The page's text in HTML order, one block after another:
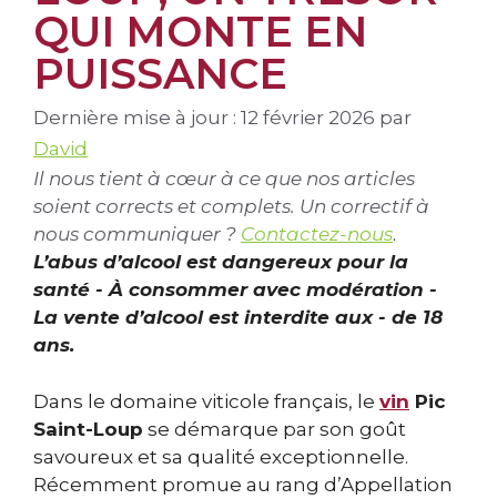
QUI MONTE EN
PUISSANCE
Dernière mise à jour : 12 février 2026 par
David
Il nous tient à cœur à ce que nos articles
soient corrects et complets. Un correctif à
nous communiquer ? Contactez-nous.
L’abus d’alcool est dangereux pour la
santé - À consommer avec modération -
La vente d’alcool est interdite aux - de 18
ans.
Dans le domaine viticole français, le vin Pic
Saint-Loup se démarque par son goût
savoureux et sa qualité exceptionnelle.
Récemment promue au rang d’Appellation